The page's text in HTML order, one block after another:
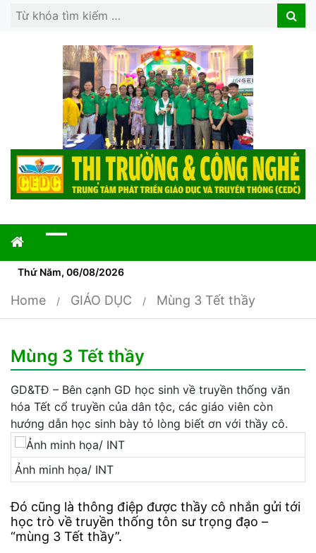
Search
Search
Thứ Năm, 06/08/2026
Home GIÁO DỤC Mùng 3 Tết thầy
Mùng 3 Tết thầy
GD&TĐ – Bên cạnh GD học sinh về truyền thống văn
hóa Tết cổ truyền của dân tộc, các giáo viên còn
hướng dẫn học sinh bày tỏ lòng biết ơn với thầy cô.
Ảnh minh họa/ INT
Đó cũng là thông điệp được thầy cô nhắn gửi tới
học trò về truyền thống tôn sư trọng đạo –
“mùng 3 Tết thầy”.